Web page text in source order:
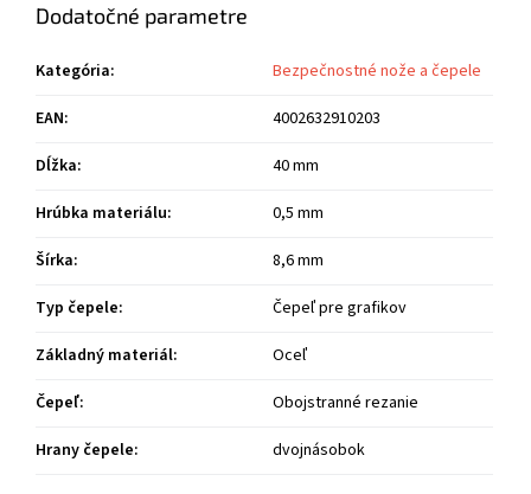
Dodatočné parametre
Kategória:
Bezpečnostné nože a čepele
EAN:
4002632910203
Dĺžka:
40 mm
Hrúbka materiálu:
0,5 mm
Šírka:
8,6 mm
Typ čepele:
Čepeľ pre grafikov
Základný materiál:
Oceľ
Čepeľ:
Obojstranné rezanie
Hrany čepele: dvojnásobok